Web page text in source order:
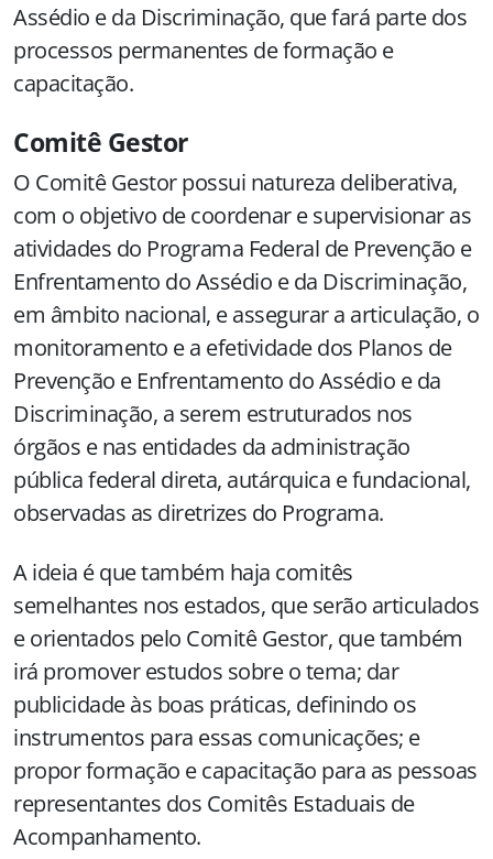
Assédio e da Discriminação, que fará parte dos
processos permanentes de formação e
capacitação.
Comitê Gestor
O Comitê Gestor possui natureza deliberativa,
com o objetivo de coordenar e supervisionar as
atividades do Programa Federal de Prevenção e
Enfrentamento do Assédio e da Discriminação,
em âmbito nacional, e assegurar a articulação, o
monitoramento e a efetividade dos Planos de
Prevenção e Enfrentamento do Assédio e da
Discriminação, a serem estruturados nos
órgãos e nas entidades da administração
pública federal direta, autárquica e fundacional,
observadas as diretrizes do Programa.
A ideia é que também haja comitês
semelhantes nos estados, que serão articulados
e orientados pelo Comitê Gestor, que também
irá promover estudos sobre o tema; dar
publicidade às boas práticas, definindo os
instrumentos para essas comunicações; e
propor formação e capacitação para as pessoas
representantes dos Comitês Estaduais de
Acompanhamento.